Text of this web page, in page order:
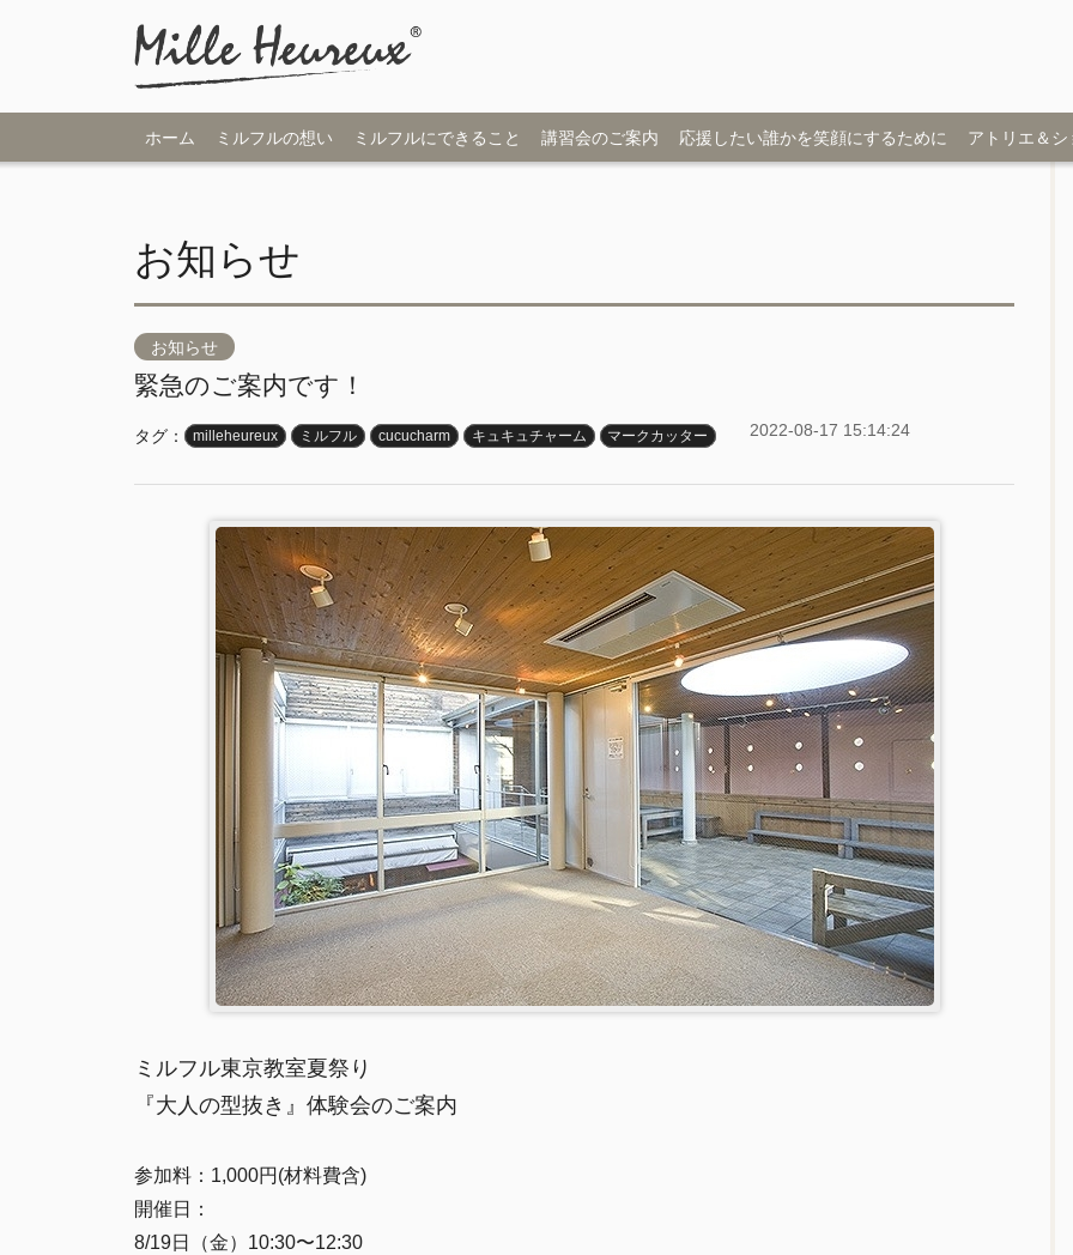
ホーム ミルフルの想い ミルフルにできること 講習会のご案内 応援したい誰かを笑顔にするために アトリエ＆シ
お知らせ
お知らせ
緊急のご案内です！
タグ： milleheureux ミルフル cucucharm キュキュチャーム マークカッター 2022-08-17 15:14:24
ミルフル東京教室夏祭り
『大人の型抜き』体験会のご案内
参加料：1,000円(材料費含)
開催日：
8/19日（金）10:30〜12:30